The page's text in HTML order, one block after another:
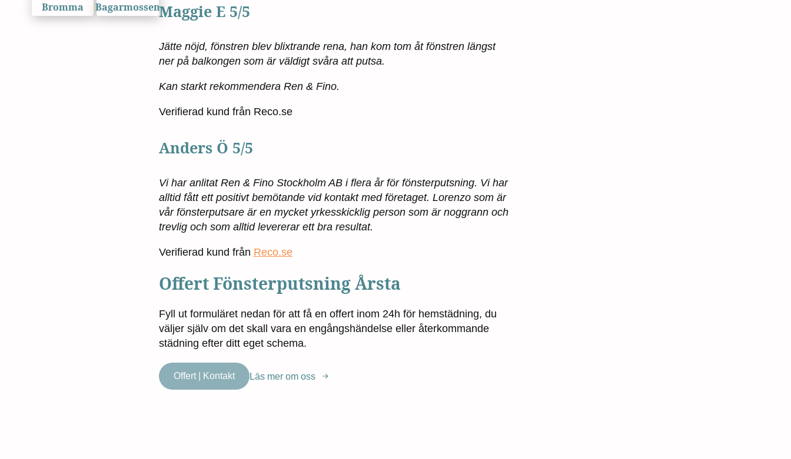
Bromma
BagarmossenMaggie E 5/5
Jätte nöjd, fönstren blev blixtrande rena, han kom tom åt fönstren längst
ner på balkongen som är väldigt svåra att putsa.
Kan starkt rekommendera Ren & Fino.
Verifierad kund från Reco.se
Anders Ö 5/5
Vi har anlitat Ren & Fino Stockholm AB i flera år för fönsterputsning. Vi har
alltid fått ett positivt bemötande vid kontakt med företaget. Lorenzo som är
vår fönsterputsare är en mycket yrkesskicklig person som är noggrann och
trevlig och som alltid levererar ett bra resultat.
Verifierad kund från Reco.se
Offert Fönsterputsning Årsta
Fyll ut formuläret nedan för att få en offert inom 24h för hemstädning, du
väljer själv om det skall vara en engångshändelse eller återkommande
städning efter ditt eget schema.
Offert | Kontakt Läs mer om oss